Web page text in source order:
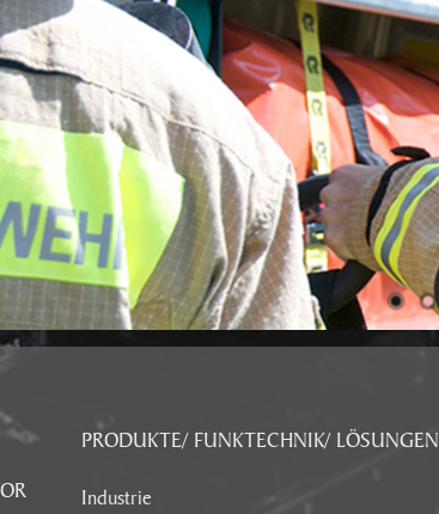
PRODUKTE/ FUNKTECHNIK/ LÖSUNGEN
Industrie